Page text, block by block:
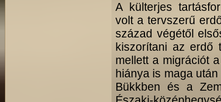
A külterjes
volt a tervszerű
század végétől
kiszorítani az erdő
mellett a migrációt
hiánya is maga
Bükkben és a